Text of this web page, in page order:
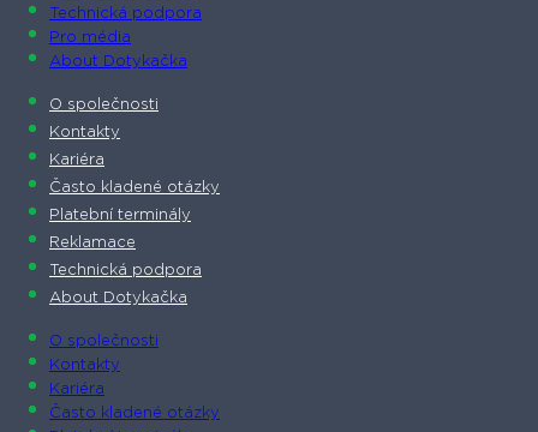
Technická podpora
Pro média
About Dotykačka
O společnosti
Kontakty
Kariéra
Často kladené otázky
Platební terminály
Reklamace
Technická podpora
About Dotykačka
O společnosti
Kontakty
Kariéra
Často kladené otázky